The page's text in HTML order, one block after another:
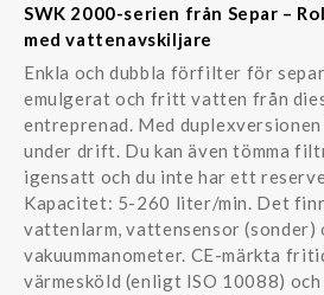
SWK 2000-serien från Separ –
med vattenavskiljare
Enkla och dubbla förfilter för
emulgerat och fritt vatten från
entreprenad. Med
under drift. Du kan även tömma
igensatt och du inte har ett
Kapacitet: 5-260 liter/min. Det
vattenlarm, vattensensor (sonder)
vakuummanometer. CE-märkta
värmesköld (enligt ISO 10088)